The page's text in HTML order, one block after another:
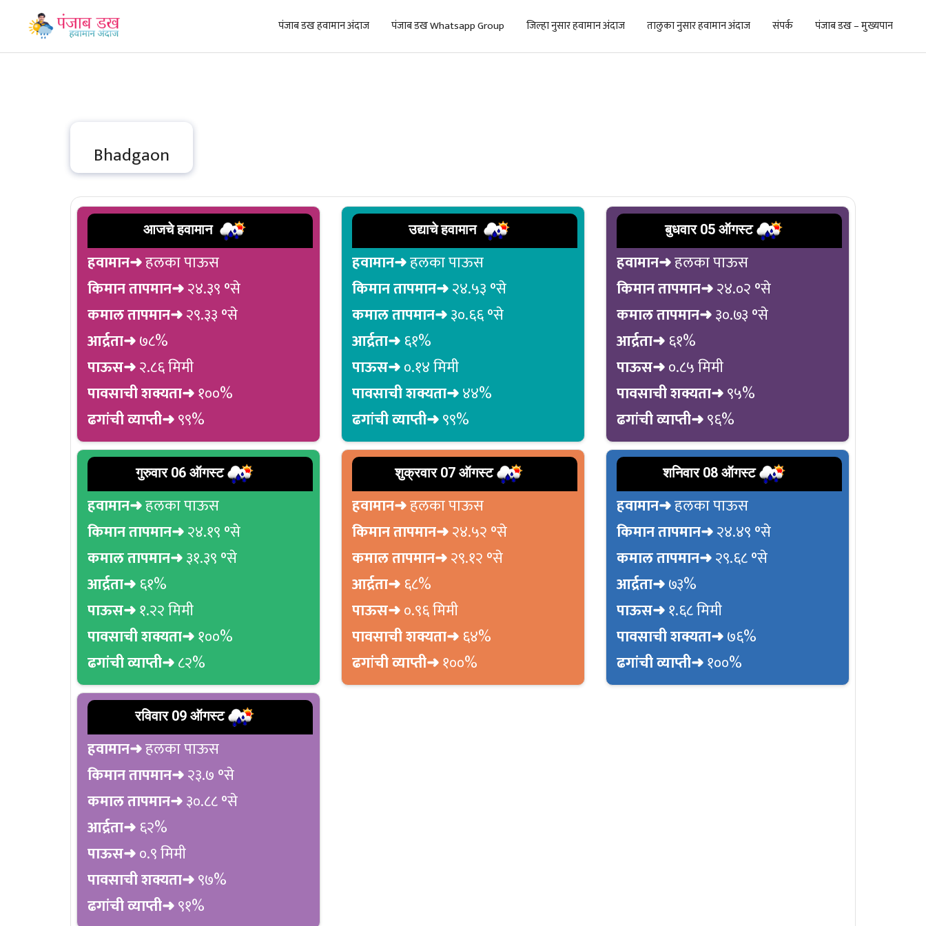
पंजाब डख हवामान अंदाज पंजाब डख Whatsapp Group जिल्हा नुसार हवामान अंदाज तालुका नुसार हवामान अंदाज संपर्क पंजाब डख – मुख्यपान
Bhadgaon
आजचे हवामान
हवामान➜हलका पाऊस
किमान तापमान➜२४.३९ °से
कमाल तापमान➜२९.३३ °से
आर्द्रता➜७८%
पाऊस➜२.८६ मिमी
पावसाची शक्यता➜१००%
ढगांची व्याप्ती➜९९%
उद्याचे हवामान
हवामान➜हलका पाऊस
किमान तापमान➜२४.५३ °से
कमाल तापमान➜३०.६६ °से
आर्द्रता➜६१%
पाऊस➜०.१४ मिमी
पावसाची शक्यता➜४४%
ढगांची व्याप्ती➜९९%
बुधवार 05 ऑगस्ट
हवामान➜हलका पाऊस
किमान तापमान➜२४.०२ °से
कमाल तापमान➜३०.७३ °से
आर्द्रता➜६१%
पाऊस➜०.८५ मिमी
पावसाची शक्यता➜९५%
ढगांची व्याप्ती➜९६%
गुरुवार 06 ऑगस्ट
हवामान➜हलका पाऊस
किमान तापमान➜२४.१९ °से
कमाल तापमान➜३१.३९ °से
आर्द्रता➜६१%
पाऊस➜१.२२ मिमी
पावसाची शक्यता➜१००%
ढगांची व्याप्ती➜८२%
शुक्रवार 07 ऑगस्ट
हवामान➜हलका पाऊस
किमान तापमान➜२४.५२ °से
कमाल तापमान➜२९.१२ °से
आर्द्रता➜६८%
पाऊस➜०.९६ मिमी
पावसाची शक्यता➜६४%
ढगांची व्याप्ती➜१००%
शनिवार 08 ऑगस्ट
हवामान➜हलका पाऊस
किमान तापमान➜२४.४९ °से
कमाल तापमान➜२९.६८ °से
आर्द्रता➜७३%
पाऊस➜१.६८ मिमी
पावसाची शक्यता➜७६%
ढगांची व्याप्ती➜१००%
रविवार 09 ऑगस्ट
हवामान➜हलका पाऊस
किमान तापमान➜२३.७ °से
कमाल तापमान➜३०.८८ °से
आर्द्रता➜६२%
पाऊस➜०.९ मिमी
पावसाची शक्यता➜९७%
ढगांची व्याप्ती➜९१%